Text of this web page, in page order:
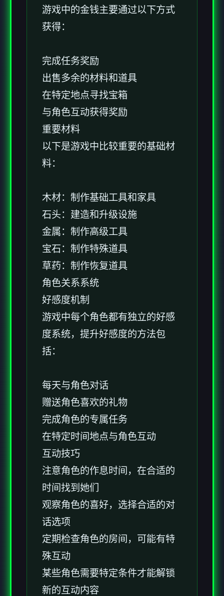
游戏中的金钱主要通过以下方式
获得：
完成任务奖励
出售多余的材料和道具
在特定地点寻找宝箱
与角色互动获得奖励
重要材料
以下是游戏中比较重要的基础材
料：
木材：制作基础工具和家具
石头：建造和升级设施
金属：制作高级工具
宝石：制作特殊道具
草药：制作恢复道具
角色关系系统
好感度机制
游戏中每个角色都有独立的好感
度系统，提升好感度的方法包
括：
每天与角色对话
赠送角色喜欢的礼物
完成角色的专属任务
在特定时间地点与角色互动
互动技巧
注意角色的作息时间，在合适的
时间找到她们
观察角色的喜好，选择合适的对
话选项
定期检查角色的房间，可能有特
殊互动
某些角色需要特定条件才能解锁
新的互动内容